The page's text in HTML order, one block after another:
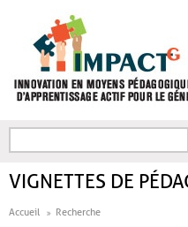
FORMULAIRE DE
VIGNETTES DE
Accueil Recherche